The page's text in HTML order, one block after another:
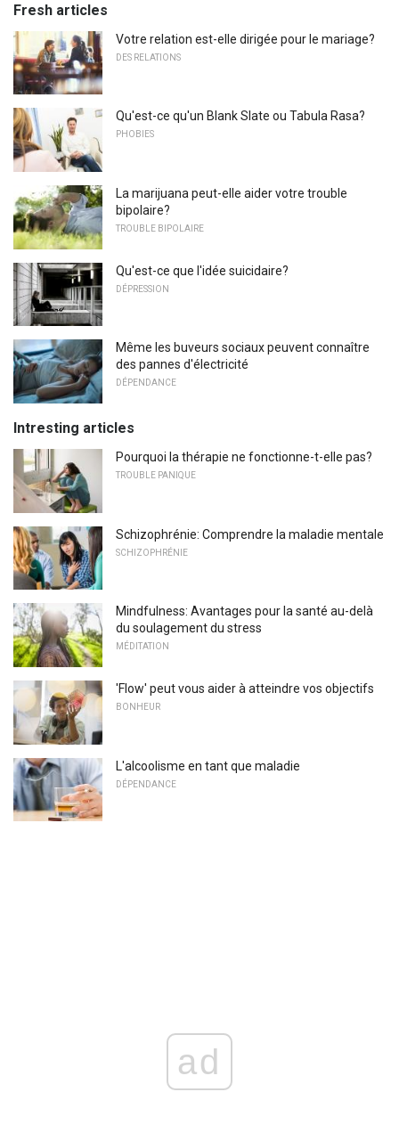
Fresh articles
Votre relation est-elle dirigée pour le mariage?
DES RELATIONS
Qu'est-ce qu'un Blank Slate ou Tabula Rasa?
PHOBIES
La marijuana peut-elle aider votre trouble
bipolaire?
TROUBLE BIPOLAIRE
Qu'est-ce que l'idée suicidaire?
DÉPRESSION
Même les buveurs sociaux peuvent connaître
des pannes d'électricité
DÉPENDANCE
Intresting articles
Pourquoi la thérapie ne fonctionne-t-elle pas?
TROUBLE PANIQUE
Schizophrénie: Comprendre la maladie mentale
SCHIZOPHRÉNIE
Mindfulness: Avantages pour la santé au-delà
du soulagement du stress
MÉDITATION
'Flow' peut vous aider à atteindre vos objectifs
BONHEUR
L'alcoolisme en tant que maladie
DÉPENDANCE
ad